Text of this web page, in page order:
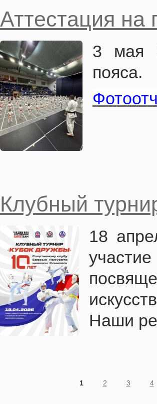
Аттестация на
3 мая
пояса.
Клубный
18
Наши
1 2 3 4